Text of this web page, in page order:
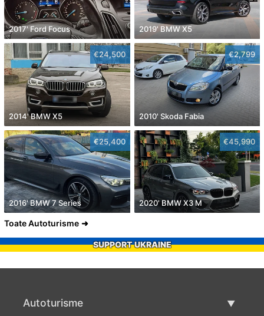
2017' Ford Focus 2019' BMW X5
€24,500
2014' BMW X5
€2,799
2010' Skoda Fabia
€25,400
2016' BMW 7 Series
€45,990
2020' BMW X3 M
Toate Autoturisme
SUPPORT UKRAINE
Autoturisme